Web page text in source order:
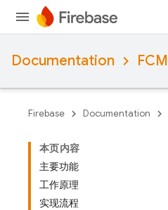
Documentation FCM
Firebase Documentation
本页内容
主要功能
工作原理
实现流程